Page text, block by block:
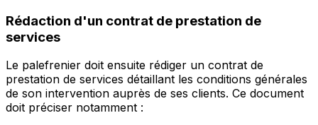
Rédaction d'un contrat de prestation de
services
Le palefrenier doit ensuite rédiger un contrat de
prestation de services détaillant les conditions générales
de son intervention auprès de ses clients. Ce document
doit préciser notamment :